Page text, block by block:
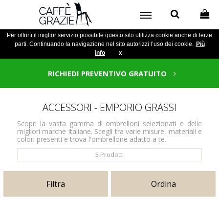
Per offrirti il miglior servizio possibile questo sito utilizza cookie anche di terze
parti. Continuando la navigazione nel sito autorizzi l’uso dei cookie. Più
info
x
RICHIEDI PREVENTIVO GRATUITO
ACCESSORI - EMPORIO GRASSI
Scopri la vasta gamma di ombrelloni selezionati e delle
migliori marche italiane. Scegli tra varie misure, materiali e
colori presenti e trova l'ombrellone adatto a te.
5 Prodotti
Filtra Ordina